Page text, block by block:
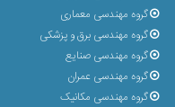
گروه مهندسی معماری
گروه مهندسی برق و پزشکی
گروه مهندسی صنایع
گروه مهندسی عمران
گروه مهندسی مکانیک